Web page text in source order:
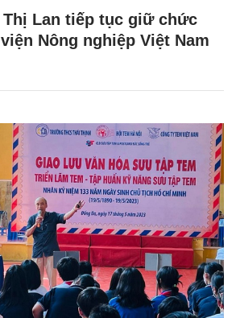
Thị Lan tiếp tục giữ chức
Nông nghiệp Việt Nam